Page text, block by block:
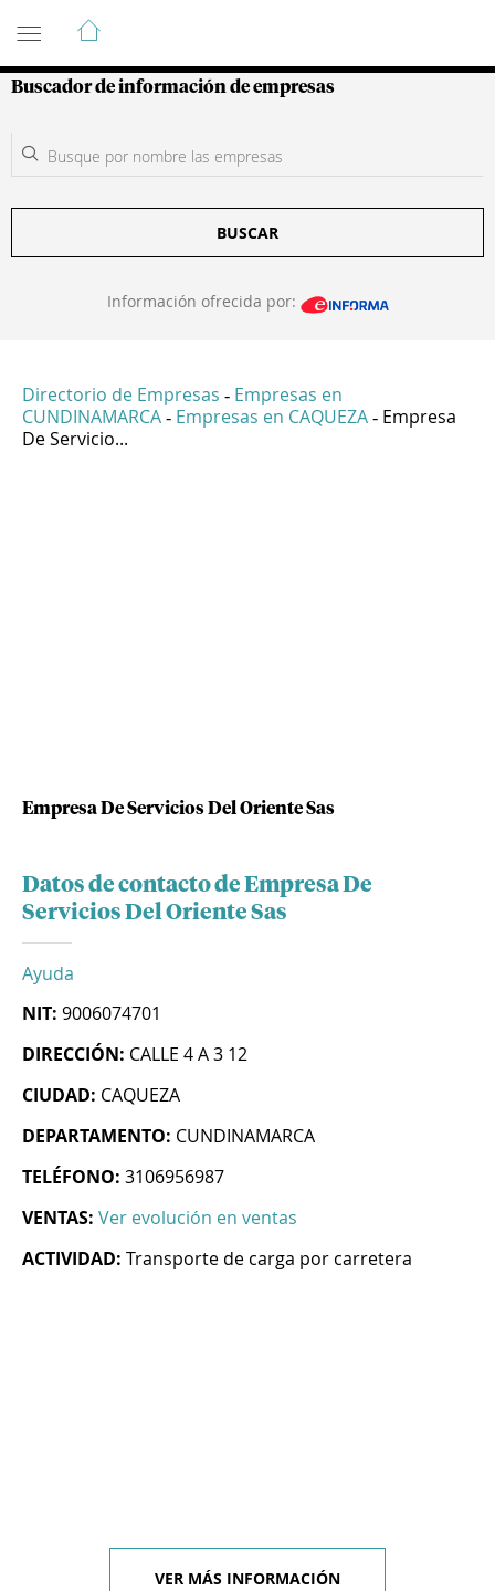
Guía de Empresas Colombianas
Buscador de información de empresas
BUSCAR
Información ofrecida por:
Directorio de Empresas - Empresas en
CUNDINAMARCA - Empresas en CAQUEZA - Empresa
De Servicio...
Empresa De Servicios Del Oriente Sas
Datos de contacto de Empresa De
Servicios Del Oriente Sas
Ayuda
NIT: 9006074701
DIRECCIÓN: CALLE 4 A 3 12
CIUDAD: CAQUEZA
DEPARTAMENTO: CUNDINAMARCA
TELÉFONO: 3106956987
VENTAS: Ver evolución en ventas
ACTIVIDAD: Transporte de carga por carretera
VER MÁS INFORMACIÓN